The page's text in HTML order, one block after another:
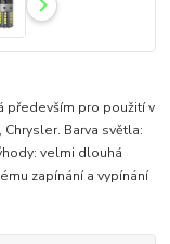
především pro použití v
Barva světla:
velmi dlouhá
zapínání a vypínání